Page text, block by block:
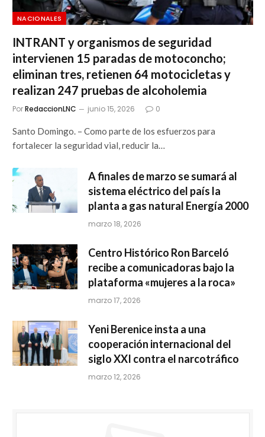
NACIONALES
INTRANT y organismos de seguridad
intervienen 15 paradas de motoconcho;
eliminan tres, retienen 64 motocicletas y
realizan 247 pruebas de alcoholemia
PorRedaccionLNC junio 15, 2026 0
Santo Domingo. – Como parte de los esfuerzos para
fortalecer la seguridad vial, reducir la…
A finales de marzo se sumará al
sistema eléctrico del país la
planta a gas natural Energía 2000
marzo 18, 2026
Centro Histórico Ron Barceló
recibe a comunicadoras bajo la
plataforma «mujeres a la roca»
marzo 17, 2026
Yeni Berenice insta a una
cooperación internacional del
siglo XXI contra el narcotráfico
marzo 12, 2026